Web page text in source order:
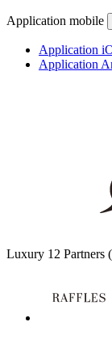
Application mobile
Application
Application
Luxury 12 Partners